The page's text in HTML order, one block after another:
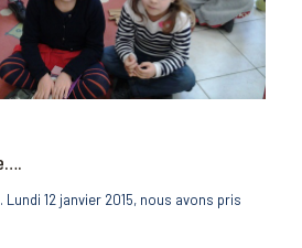
12 janvier 2015, nous avons pris